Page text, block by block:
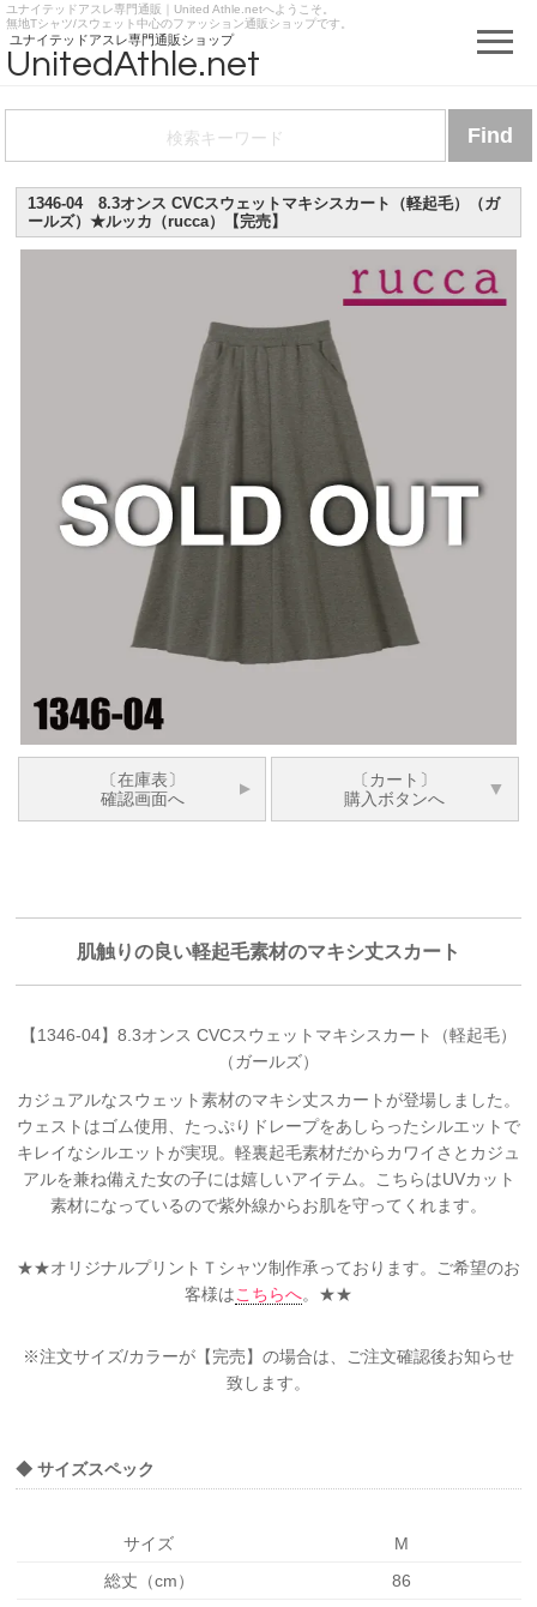
https://www.unitedathle.net
ユナイテッドアスレ専門通販｜United Athle.netへようこそ。
無地Tシャツ/スウェット中心のファッション通販ショップです。
ユナイテッドアスレ専門通販ショップ
UnitedAthle.net
1346-04 8.3オンス CVCスウェットマキシスカート（軽起毛）（ガ
ールズ）★ルッカ（rucca）【完売】
〔在庫表〕
確認画面へ
〔カート〕
購入ボタンへ
肌触りの良い軽起毛素材のマキシ丈スカート
【1346-04】8.3オンス CVCスウェットマキシスカート（軽起毛）
（ガールズ）
カジュアルなスウェット素材のマキシ丈スカートが登場しました。
ウェストはゴム使用、たっぷりドレープをあしらったシルエットで
キレイなシルエットが実現。軽裏起毛素材だからカワイさとカジュ
アルを兼ね備えた女の子には嬉しいアイテム。こちらはUVカット
素材になっているので紫外線からお肌を守ってくれます。
★★オリジナルプリントＴシャツ制作承っております。ご希望のお
客様はこちらへ。★★
※注文サイズ/カラーが【完売】の場合は、ご注文確認後お知らせ
致します。
◆ サイズスペック
サイズ
M
総丈（cm）
86